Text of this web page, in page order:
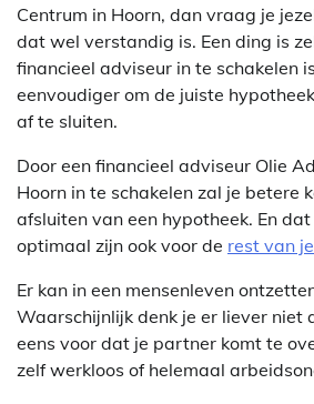
Centrum in Hoorn, dan vraag je
dat wel verstandig is. Een ding is
financieel adviseur in te schakelen
eenvoudiger om de juiste
af te sluiten.
Door een financieel adviseur Olie
Hoorn in te schakelen zal je betere
afsluiten van een hypotheek. En
optimaal zijn ook voor de rest van
Er kan in een mensenleven
Waarschijnlijk denk je er liever niet
eens voor dat je partner komt te
zelf werkloos of helemaal